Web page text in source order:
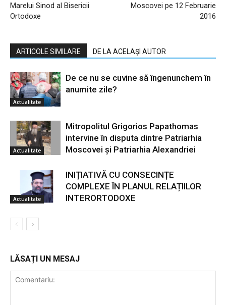
Marelui Sinod al Bisericii
Ortodoxe
Moscovei pe 12 Februarie
2016
ARTICOLE SIMILARE DE LA ACELAȘI AUTOR
Actualitate
De ce nu se cuvine să îngenunchem în
anumite zile?
Actualitate
Mitropolitul Grigorios Papathomas
intervine în disputa dintre Patriarhia
Moscovei și Patriarhia Alexandriei
Actualitate
INIȚIATIVĂ CU CONSECINȚE
COMPLEXE ÎN PLANUL RELAȚIILOR
INTERORTODOXE
LĂSAȚI UN MESAJ